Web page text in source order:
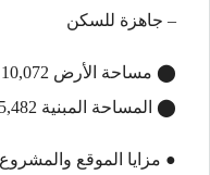
– جاهزة للسكن
⬤ مساحة الأرض 10,072 قدم مربع
⬤ المساحة المبنية 5,482 قدم مربع
● مزايا الموقع والمشروع